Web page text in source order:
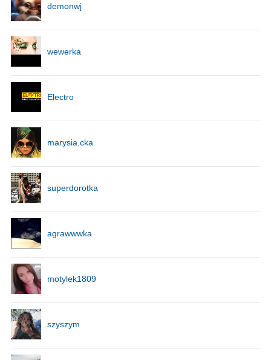
demonwj
wewerka
Electro
marysia.cka
superdorotka
agrawwwka
motylek1809
szyszym